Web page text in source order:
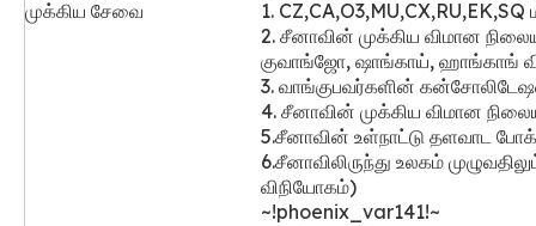
முக்கிய சேவை
1.
2. சீனாவின் முக்கிய விமான
குவாங்ஜோ, ஷாங்காய், ஹாங்காங்
3. வாங்குபவர்களின்
4. சீனாவின் முக்கிய விமான
5.சீனாவின் உள்நாட்டு தளவாட
6.சீனாவிலிருந்து உலகம்
விநியோகம்)
~!phoenix_var141!~